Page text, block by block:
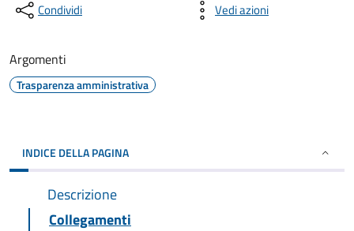
Condividi Vedi azioni
Argomenti
Trasparenza amministrativa
INDICE DELLA PAGINA
Descrizione
Collegamenti